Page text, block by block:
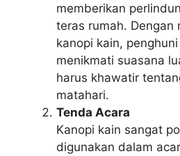
memberikan
teras rumah. Dengan
kanopi kain,
menikmati suasana
harus khawatir
matahari.
Tenda Acara
Kanopi kain sangat
digunakan dalam